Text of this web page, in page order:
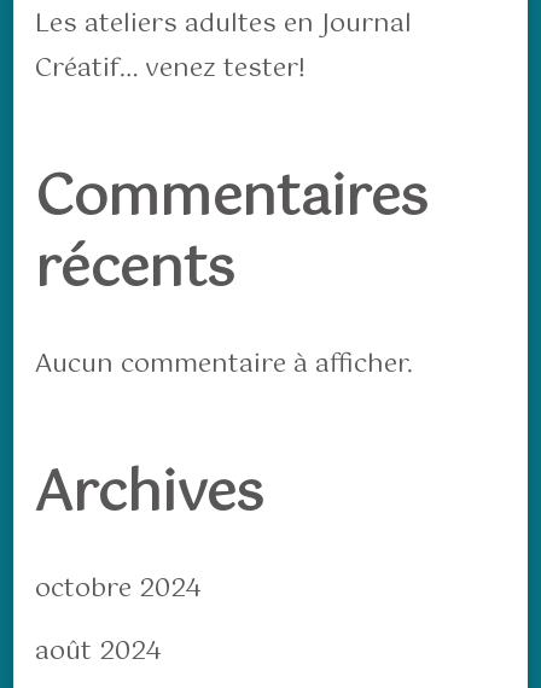
Les ateliers adultes en Journal
Créatif… venez tester!
Commentaires
récents
Aucun commentaire à afficher.
Archives
octobre 2024
août 2024